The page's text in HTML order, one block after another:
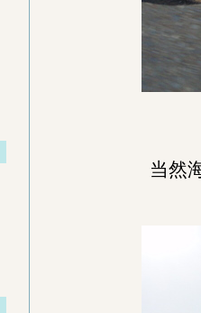
当然